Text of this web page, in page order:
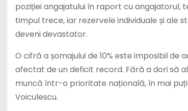
poziției angajatului în raport cu angajatorul,
timpul trece, iar rezervele individuale și ale
deveni devastator.
O cifră a șomajului de 10% este imposibil
afectat de un deficit record. Fără a dori să
muncă într-o prioritate națională, în mai
Voiculescu.